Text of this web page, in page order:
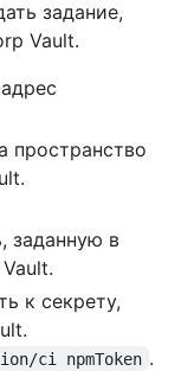
задание,
Vault.
пространство
заданную в
к секрету,
ci npmToken .